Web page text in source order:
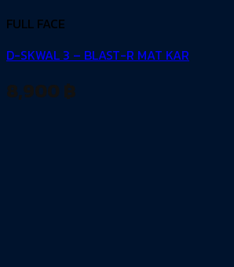
FULL FACE
D-SKWAL 3 – BLAST-R MAT KAR
8,900 ฿